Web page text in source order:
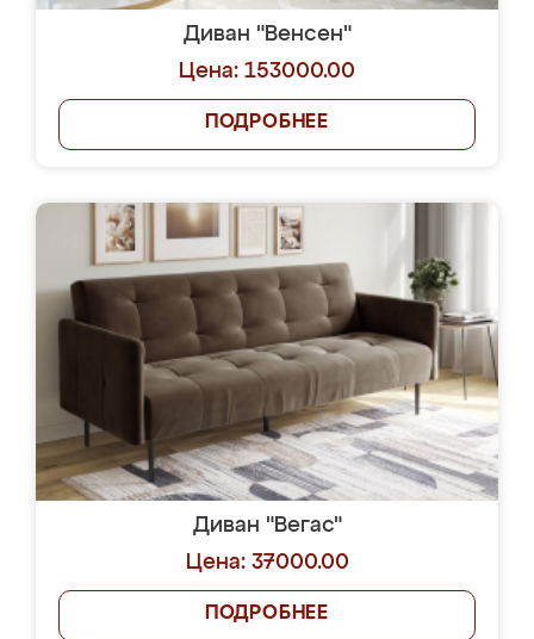
Диван "Венсен"
Цена: 153000.00
ПОДРОБНЕЕ
Диван "Вегас"
Цена: 37000.00
ПОДРОБНЕЕ